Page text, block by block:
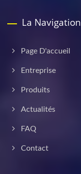
La Navigation
Page D'accueil
Entreprise
Produits
Actualités
FAQ
Contact